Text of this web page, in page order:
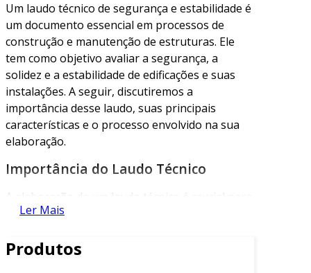
Um laudo técnico de segurança e estabilidade é
um documento essencial em processos de
construção e manutenção de estruturas. Ele
tem como objetivo avaliar a segurança, a
solidez e a estabilidade de edificações e suas
instalações. A seguir, discutiremos a
importância desse laudo, suas principais
características e o processo envolvido na sua
elaboração.
Importância do Laudo Técnico
A elaboração de um laudo técnico é crucial para
garantir a integridade das edificações. Um
problemas estruturais. Os principais
Ler Mais
Produtos